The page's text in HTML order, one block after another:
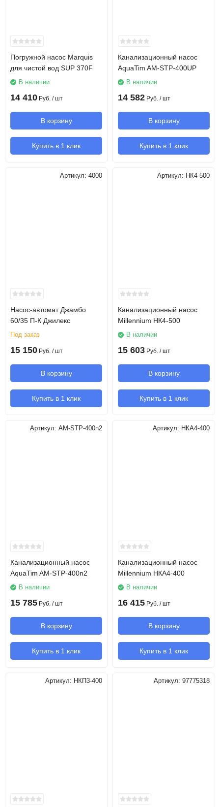
Погружной насос Marquis
для чистой вод SUP 370F
В наличии
14 410 Руб. / шт
В корзину
Купить в 1 клик
Канализационный насос
AquaTim AM-STP-400UP
В наличии
14 582 Руб. / шт
В корзину
Купить в 1 клик
Артикул: 4000
Насос-автомат Джамбо
60/35 П-К Джилекс
Под заказ
15 150 Руб. / шт
В корзину
Купить в 1 клик
Артикул: НК4-500
Канализационный насос
Millennium НК4-500
В наличии
15 603 Руб. / шт
В корзину
Купить в 1 клик
Артикул: AM-STP-400n2
Канализационный насос
AquaTim AM-STP-400n2
В наличии
15 785 Руб. / шт
В корзину
Купить в 1 клик
Артикул: НКА4-400
Канализационный насос
Millennium НКА4-400
В наличии
16 415 Руб. / шт
В корзину
Купить в 1 клик
Артикул: НКП3-400 Артикул: 97775318